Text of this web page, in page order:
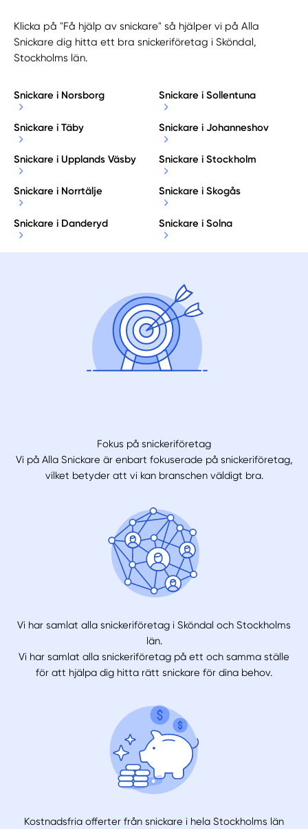
Klicka på "Få hjälp av snickare" så hjälper vi på Alla
Snickare dig hitta ett bra snickeriföretag i Sköndal,
Stockholms län.
Snickare i Norsborg Snickare i Sollentuna
Snickare i Täby Snickare i Johanneshov
Snickare i Upplands Väsby Snickare i Stockholm
Snickare i Norrtälje Snickare i Skogås
Snickare i Danderyd Snickare i Solna
Fokus på snickeriföretag
Vi på Alla Snickare är enbart fokuserade på snickeriföretag,
vilket betyder att vi kan branschen väldigt bra.
Vi har samlat alla snickeriföretag i Sköndal och Stockholms
län.
Vi har samlat alla snickeriföretag på ett och samma ställe
för att hjälpa dig hitta rätt snickare för dina behov.
Kostnadsfria offerter från snickare i hela Stockholms län